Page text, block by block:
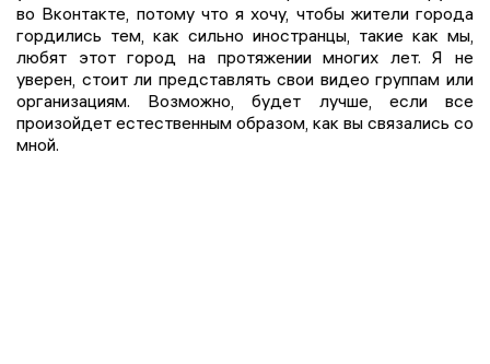
во Вконтакте, потому что я хочу, чтобы жители города
гордились тем, как сильно иностранцы, такие как мы,
любят этот город на протяжении многих лет. Я не
уверен, стоит ли представлять свои видео группам или
организациям. Возможно, будет лучше, если все
произойдет естественным образом, как вы связались со
мной.